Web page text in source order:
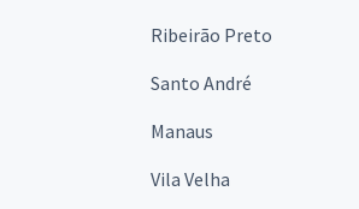
Ribeirão Preto
Santo André
Manaus
Vila Velha